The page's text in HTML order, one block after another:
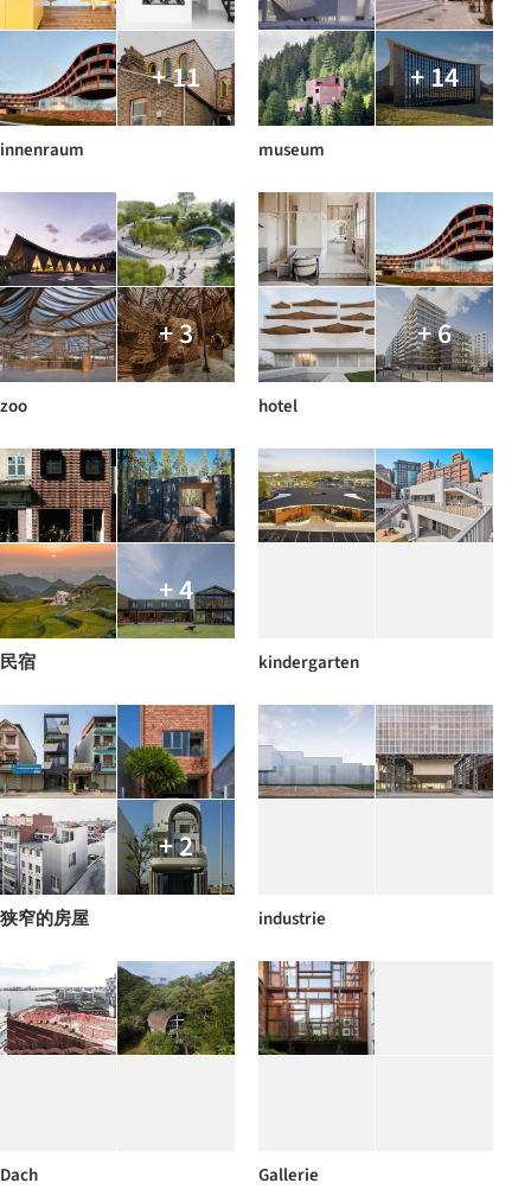
+ 11
innenraum
+ 14
museum
+ 3
zoo
+ 6
hotel
+ 4
民宿 kindergarten
+ 2
狭窄的房屋 industrie
Dach Gallerie